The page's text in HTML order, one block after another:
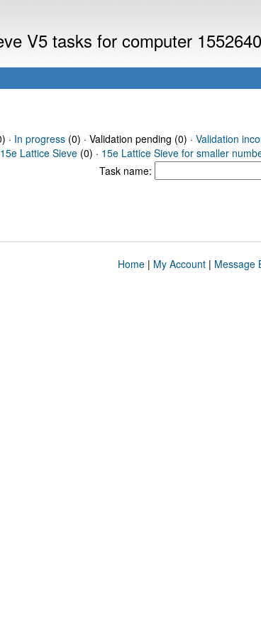
V5 tasks for computer 1552640
· In progress(0) · Validation pending (0) · Validation
15e Lattice Sieve (0) · 15e Lattice Sieve for smaller
Task name:
Home| My Account| Message